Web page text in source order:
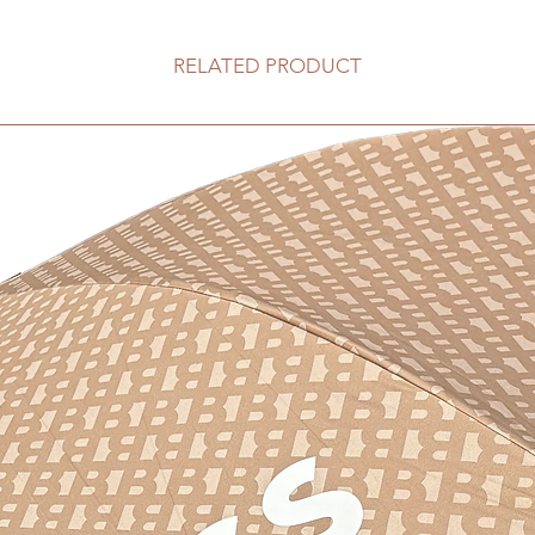
RELATED PRODUCT